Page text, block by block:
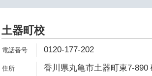
土器町校
0120-177-202
香川県丸亀市土器町東7-890